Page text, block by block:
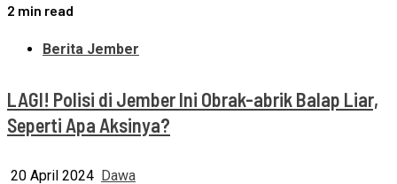
2 min read
Berita Jember
LAGI! Polisi di Jember Ini Obrak-abrik Balap Liar,
Seperti Apa Aksinya?
20 April 2024 Dawa